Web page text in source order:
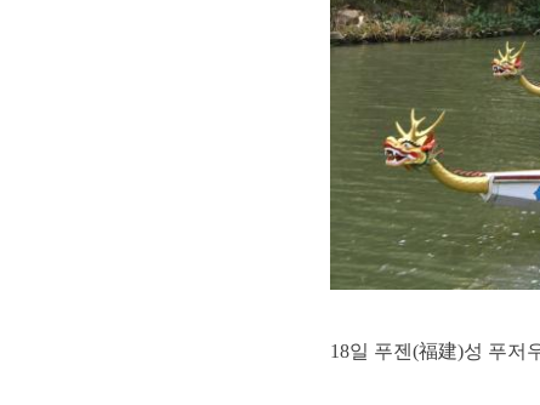
18일 푸젠(福建)성 푸저